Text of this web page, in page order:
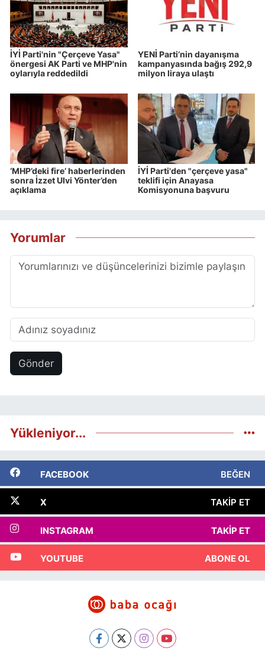
İYİ Parti'nin "Çerçeve Yasa"
önergesi AK Parti ve MHP'nin
oylarıyla reddedildi
YENİ Parti’nin dayanışma
kampanyasında bağış 292,9
milyon liraya ulaştı
‘MHP’deki fire’ haberlerinden
sonra İzzet Ulvi Yönter’den
açıklama
İYİ Parti'den "çerçeve yasa"
teklifi için Anayasa
Komisyonuna başvuru
Yorumlar
Gönder
Yükleniyor...
FACEBOOK BEĞEN
X TAKIP ET
INSTAGRAM TAKIP ET
YOUTUBE ABONE OL